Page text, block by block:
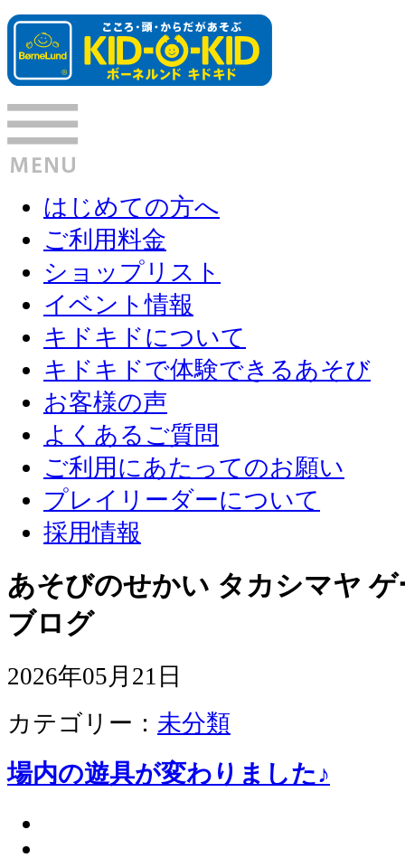
はじめての方へ
ご利用料金
ショップリスト
イベント情報
キドキドについて
キドキドで体験できるあそび
お客様の声
よくあるご質問
ご利用にあたってのお願い
プレイリーダーについて
採用情報
あそびのせかい タカシマヤ
ブログ
2026年05月21日
カテゴリー： 未分類
場内の遊具が変わりました♪